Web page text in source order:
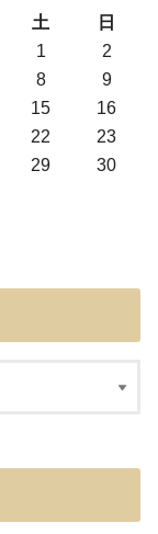
土
日
1
2
8
9
15
16
22
23
29
30